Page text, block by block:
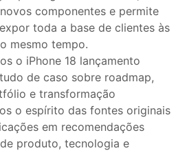
componentes e permite
toda a base de clientes às
mesmo tempo.
o iPhone 18 lançamento
de caso sobre roadmap,
e transformação
o espírito das fontes originais
em recomendações
produto, tecnologia e